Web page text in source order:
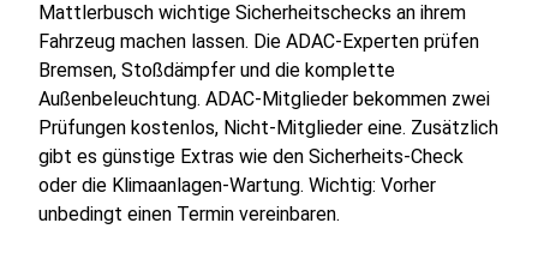
Mattlerbusch wichtige Sicherheitschecks an ihrem
Fahrzeug machen lassen. Die ADAC-Experten prüfen
Bremsen, Stoßdämpfer und die komplette
Außenbeleuchtung. ADAC-Mitglieder bekommen zwei
Prüfungen kostenlos, Nicht-Mitglieder eine. Zusätzlich
gibt es günstige Extras wie den Sicherheits-Check
oder die Klimaanlagen-Wartung. Wichtig: Vorher
unbedingt einen Termin vereinbaren.